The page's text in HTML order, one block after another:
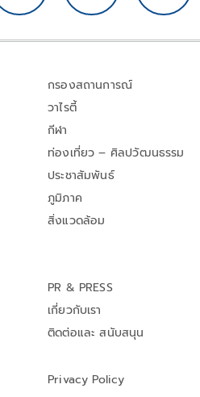
กรองสถานการณ์
วาไรตี้
กีฬา
ท่องเที่ยว – ศิลปวัฒนธรรม
ประชาสัมพันธ์
ภูมิภาค
สิ่งแวดล้อม
PR & PRESS
เกี่ยวกับเรา
ติดต่อและ สนับสนุน
Privacy Policy